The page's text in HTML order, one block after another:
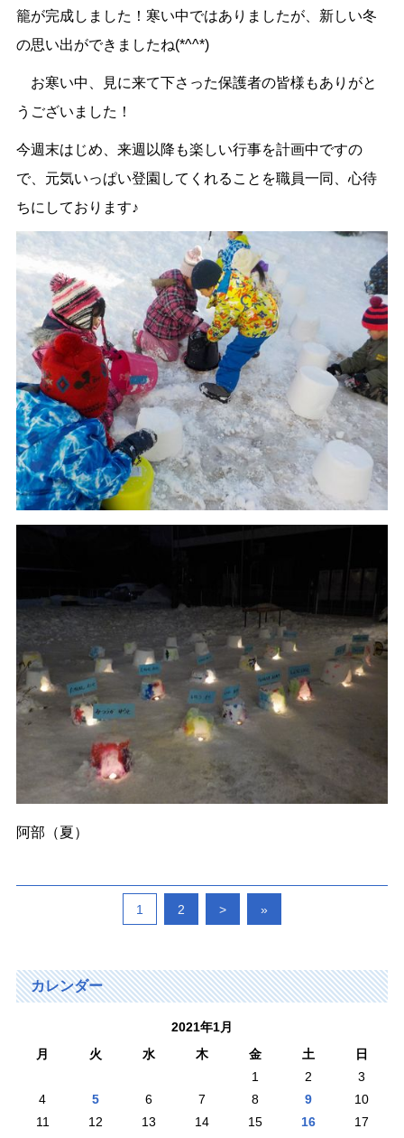
籠が完成しました！寒い中ではありましたが、新しい冬
の思い出ができましたね(*^^*)
お寒い中、見に来て下さった保護者の皆様もありがと
うございました！
今週末はじめ、来週以降も楽しい行事を計画中ですの
で、元気いっぱい登園してくれることを職員一同、心待
ちにしております♪
阿部（夏）
1 2 > »
カレンダー
2021年1月
月
火 水 木 金 土
日
1
2
3
4
5 6 7 8 9
10
11
12 13 14 15 16
17